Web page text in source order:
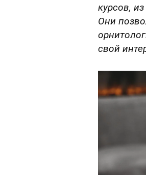
курсов,
Они
свой